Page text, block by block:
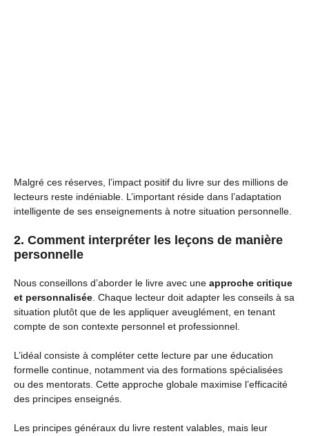
Malgré ces réserves, l’impact positif du livre sur des millions de
lecteurs reste indéniable. L’important réside dans l’adaptation
intelligente de ses enseignements à notre situation personnelle.
2. Comment interpréter les leçons de manière
personnelle
Nous conseillons d’aborder le livre avec une approche critique
et personnalisée . Chaque lecteur doit adapter les conseils à sa
situation plutôt que de les appliquer aveuglément, en tenant
compte de son contexte personnel et professionnel.
L’idéal consiste à compléter cette lecture par une éducation
formelle continue, notamment via des formations spécialisées
ou des mentorats. Cette approche globale maximise l’efficacité
des principes enseignés.
Les principes généraux du livre restent valables, mais leur